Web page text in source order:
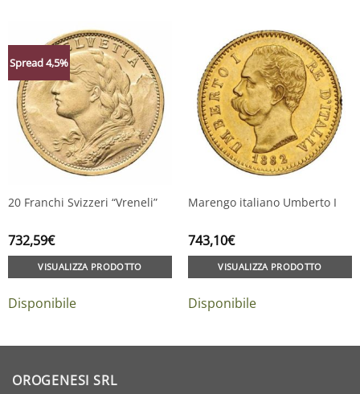
Spread 4,5%
20 Franchi Svizzeri “Vreneli”
732,59€
VISUALIZZA PRODOTTO
Disponibile
Marengo italiano Umberto I
743,10€
VISUALIZZA PRODOTTO
Disponibile
OROGENESI SRL